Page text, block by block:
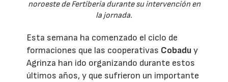
noroeste de Fertiberia durante su intervención en
la jornada.
Esta semana ha comenzado el ciclo de
formaciones que las cooperativas Cobaduy
Agrinza han ido organizando durante estos
últimos años, y que sufrieron un importante